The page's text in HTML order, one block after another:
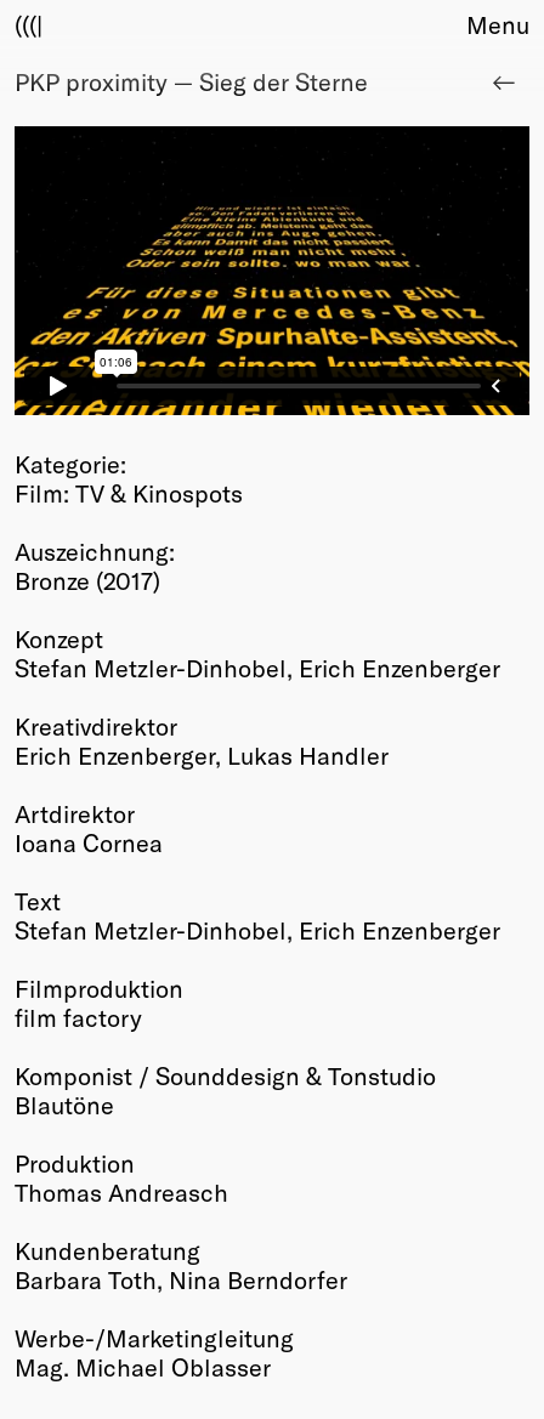
(((|
About
Award
Fair Work
Upcoming
Past
Membership
Members
Young Creatives
Winners
Past
Annual
Menu
PKP proximity — Sieg der Sterne
Kategorie:
Film: TV & Kinospots
Auszeichnung:
Bronze (2017)
Konzept
Stefan Metzler-Dinhobel, Erich Enzenberger
Kreativdirektor
Erich Enzenberger, Lukas Handler
Artdirektor
Ioana Cornea
Text
Stefan Metzler-Dinhobel, Erich Enzenberger
Filmproduktion
film factory
Komponist / Sounddesign & Tonstudio
Blautöne
Produktion
Thomas Andreasch
Kundenberatung
Barbara Toth, Nina Berndorfer
Werbe-/Marketingleitung
Mag. Michael Oblasser